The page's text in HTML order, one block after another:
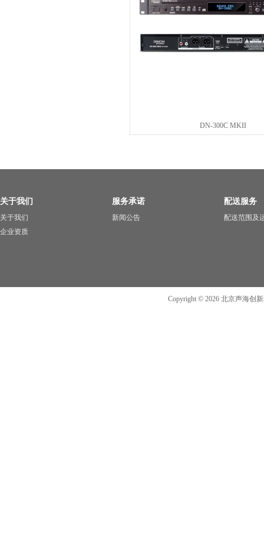
DN-300C MKII
关于我们
关于我们
企业资质
服务承诺
新闻公告
配送服务
配送范围及
Copyright © 2026 北京声海创